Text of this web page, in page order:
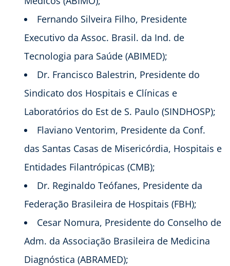
Fernando Silveira Filho, Presidente
Executivo da Assoc. Brasil. da Ind. de
Tecnologia para Saúde (ABIMED);
Dr. Francisco Balestrin, Presidente do
Sindicato dos Hospitais e Clínicas e
Laboratórios do Est de S. Paulo (SINDHOSP);
Flaviano Ventorim, Presidente da Conf.
das Santas Casas de Misericórdia, Hospitais e
Entidades Filantrópicas (CMB);
Dr. Reginaldo Teófanes, Presidente da
Federação Brasileira de Hospitais (FBH);
Cesar Nomura, Presidente do Conselho de
Adm. da Associação Brasileira de Medicina
Diagnóstica (ABRAMED);